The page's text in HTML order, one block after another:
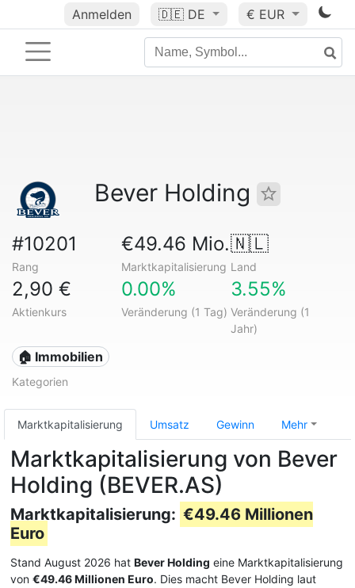
Anmelden 🇩🇪 DE € EUR
Bever Holding
#10201
Rang
€49.46 Mio.
Marktkapitalisierung
🇳🇱
Land
2,90 €
Aktienkurs
0.00%
Veränderung (1 Tag)
3.55%
Veränderung (1
Jahr)
🏠 Immobilien
Kategorien
Marktkapitalisierung Umsatz Gewinn Mehr
Marktkapitalisierung von Bever
Holding (BEVER.AS)
Marktkapitalisierung: €49.46 Millionen
Euro
Stand August 2026 hat Bever Holding eine Marktkapitalisierung
von €49.46 Millionen Euro. Dies macht Bever Holding laut